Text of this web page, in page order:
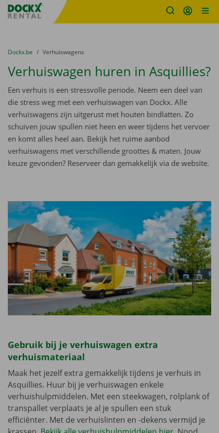
Fratello DEMO
U bevindt zich hier:
van
Dockx.be naar
Verhuiswagens
Verhuiswagen huren in Asquillies?
Een verhuis is een stressvolle periode. Neem een deel van
die stress weg met een verhuiswagen van Dockx. Alle
verhuiswagens zijn uitgerust met houten bindlatten. Zo
schuiven jouw spullen niet heen en weer tijdens het vervoer
en komt alles heel aan. Bekijk het ruime aanbod
verhuiswagens met verschillende groottes & maten. Jouw
keuze gevonden? Reserveer dan gemakkelijk via de website.
Gebruik bij je verhuiswagen extra
verhuismateriaal
Maak het jezelf extra gemakkelijk tijdens je verhuis in
Asquillies. Huur bij je verhuiswagen enkele
verhuishulpmiddelen. Met een steekwagen, rolplank of
transpallet verplaats je al je spullen een stuk
efficiënter. Met de verhuislinten en -dekens vermijd je